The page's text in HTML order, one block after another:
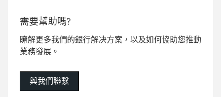
需要幫助嗎?
瞭解更多我們的銀行解决方案，以及如何協助您推動
業務發展。
與我們聯繫